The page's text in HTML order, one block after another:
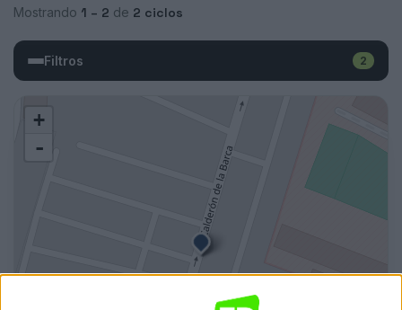
Mostrando 1 – 2 de 2 ciclos
Filtros 2
+
-